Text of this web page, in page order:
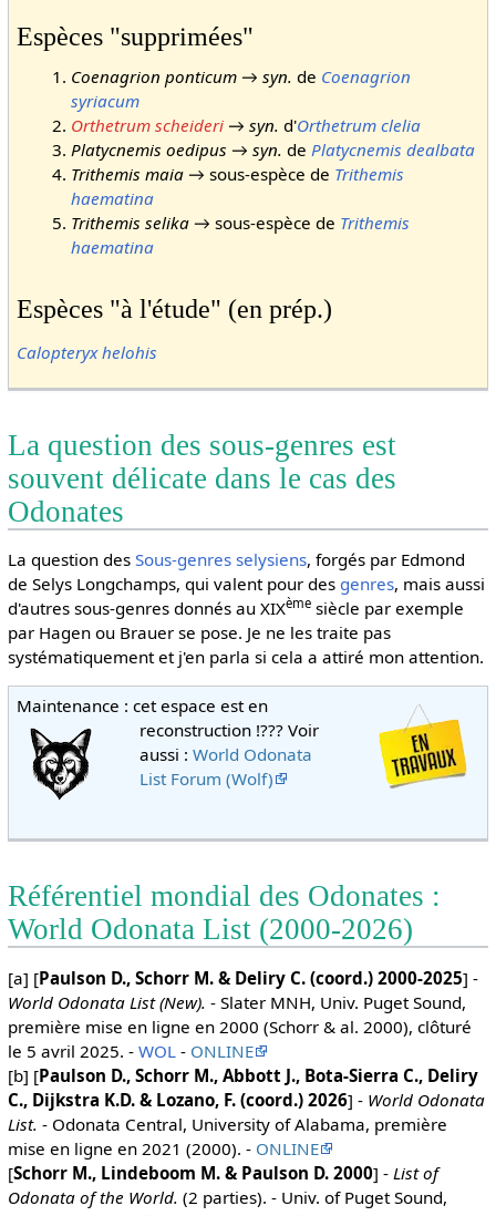
Espèces "supprimées"
Coenagrion ponticum →syn. de Coenagrion
syriacum
Orthetrum scheideri →syn. d'Orthetrum clelia
Platycnemis oedipus →syn. dePlatycnemis dealbata
Trithemis maia → sous-espèce de Trithemis
haematina
Trithemis selika → sous-espèce de Trithemis
haematina
Espèces "à l'étude" (en prép.)
Calopteryx helohis
La question des sous-genres est
souvent délicate dans le cas des
Odonates
La question des Sous-genres selysiens, forgés par Edmond
de Selys Longchamps, qui valent pour des genres, mais aussi
d'autres sous-genres donnés au XIXèmesiècle par exemple
par Hagen ou Brauer se pose. Je ne les traite pas
systématiquement et j'en parla si cela a attiré mon attention.
Maintenance : cet espace est en
reconstruction !??? Voir
aussi : World Odonata
List Forum (Wolf)
Référentiel mondial des Odonates :
World Odonata List (2000-2026)
[a] [Paulson D., Schorr M. & Deliry C. (coord.) 2000-2025] -
World Odonata List (New). - Slater MNH, Univ. Puget Sound,
première mise en ligne en 2000 (Schorr & al. 2000), clôturé
le 5 avril 2025. - WOL - ONLINE
[b] [Paulson D., Schorr M., Abbott J., Bota-Sierra C., Deliry
C., Dijkstra K.D. & Lozano, F. (coord.) 2026] - World Odonata
List. - Odonata Central, University of Alabama, première
mise en ligne en 2021 (2000). - ONLINE
[Schorr M., Lindeboom M. & Paulson D. 2000] - List of
Odonata of the World. (2 parties). - Univ. of Puget Sound,